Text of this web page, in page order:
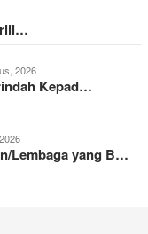
2026
Kepad…
Lembaga yang B…